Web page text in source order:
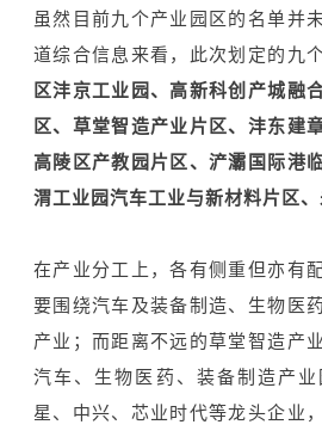
虽然目前九个产业园区的名单并
道综合信息来看，此次划定的九
区沣京工业园、高新科创产城融
区、草堂智造产业片区、沣东建
高陵区产教园片区、浐灞国际港
渭工业园汽车工业与新材料片区、
在产业分工上，各有侧重但亦有
要围绕汽车及装备制造、生物医
产业；而距离不远的草堂智造产
汽车、生物医药、装备制造产
星 、中兴、芯业时代等龙头企业